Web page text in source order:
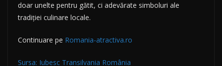
doar unelte pentru gătit, ci adevărate simboluri ale
tradiției culinare locale.
Continuare pe Romania-atractiva.ro
Sursa: Iubesc Transilvania România